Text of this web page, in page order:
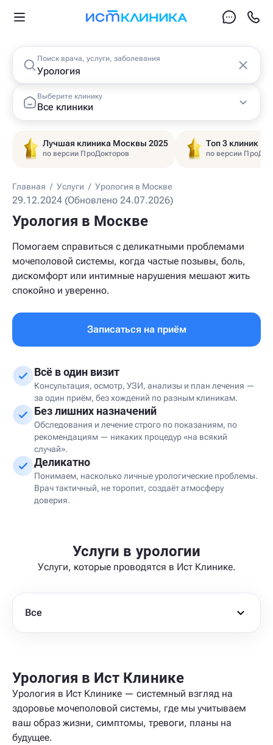
Поиск врача, услуги, заболевания
Выберите клинику
Все клиники
Лучшая клиника Москвы 2025
по версии ПроДокторов
Топ 3 клиник
по версии
Главная / Услуги / Урология в Москве
29.12.2024 (Обновлено 24.07.2026)
Урология в Москве
Помогаем справиться с деликатными проблемами
мочеполовой системы, когда частые позывы, боль,
дискомфорт или интимные нарушения мешают жить
спокойно и уверенно.
Записаться на приём
Всё в один визит
Консультация, осмотр, УЗИ, анализы и план лечения —
за один приём, без хождений по разным клиникам.
Без лишних назначений
Обследования и лечение строго по показаниям, по
рекомендациям — никаких процедур «на всякий
случай».
Деликатно
Понимаем, насколько личные урологические проблемы.
Врач тактичный, не торопит, создаёт атмосферу
доверия.
Услуги в урологии
Услуги, которые проводятся в Ист Клинике.
Все
Урология в Ист Клинике
Урология в Ист Клинике — системный взгляд на
здоровье мочеполовой системы, где мы учитываем
ваш образ жизни, симптомы, тревоги, планы на
будущее.